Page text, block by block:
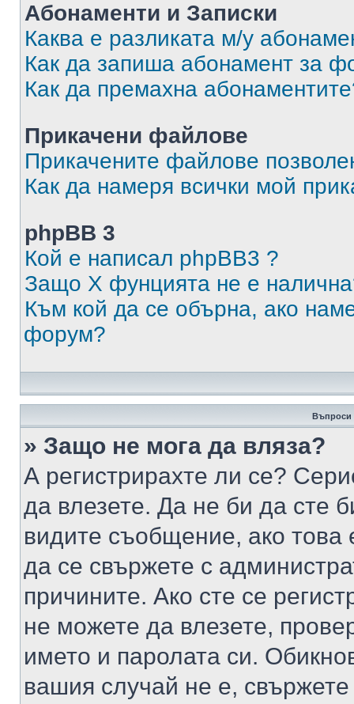
Абонаменти и Записки
Каква е разликата м/у
Как да запиша абонамент за
Как да премахна
Прикачени файлове
Прикачените файлове
Как да намеря всички мой
phpBB 3
Кой е написал phpBB3 ?
Защо X фунцията не е
Към кой да се обърна, ако
форум?
Въпроси
» Защо не мога да вляза?
А регистрирахте ли се?
да влезете. Да не би да сте
видите съобщение, ако това
да се свържете с
причините. Ако сте се
не можете да влезете,
името и паролата си.
вашия случай не е,